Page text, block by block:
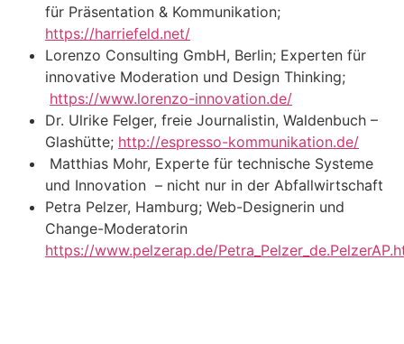
für Präsentation & Kommunikation;
https://harriefeld.net/
Lorenzo Consulting GmbH, Berlin; Experten für
innovative Moderation und Design Thinking;
https://www.lorenzo-innovation.de/
Dr. Ulrike Felger, freie Journalistin, Waldenbuch –
Glashütte; http://espresso-kommunikation.de/
Matthias Mohr, Experte für technische Systeme
und Innovation – nicht nur in der Abfallwirtschaft
Petra Pelzer, Hamburg; Web-Designerin und
Change-Moderatorin
https://www.pelzerap.de/